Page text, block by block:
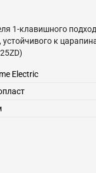
1-клавишного
устойчивого к
Electric